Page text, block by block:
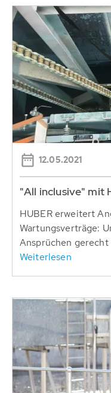
12.05.2021
"All inclusive" mit
HUBER erweitert
Wartungsverträge:
Ansprüchen gerecht
Weiterlesen